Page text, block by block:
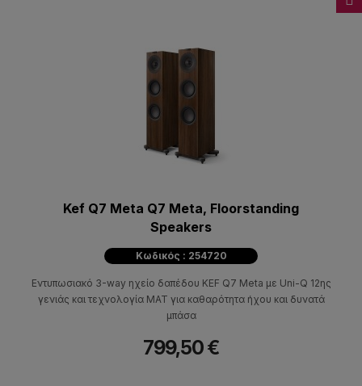
Kef Q7 Meta Q7 Meta, Floorstanding
Speakers
Κωδικός : 254720
Εντυπωσιακό 3-way ηχείο δαπέδου KEF Q7 Meta με Uni-Q 12ης
γενιάς και τεχνολογία MAT για καθαρότητα ήχου και δυνατά
μπάσα
799,50 €